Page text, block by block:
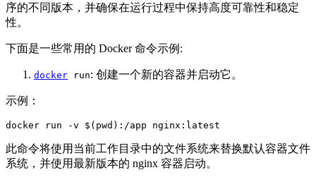
序的不同版本，并确保在运行过程中保持高度可靠性和稳定
性。
下面是一些常用的 Docker 命令示例:
docker run: 创建一个新的容器并启动它。
示例：
docker run -v $(pwd):/app nginx:latest
此命令将使用当前工作目录中的文件系统来替换默认容器文件
系统，并使用最新版本的 nginx 容器启动。